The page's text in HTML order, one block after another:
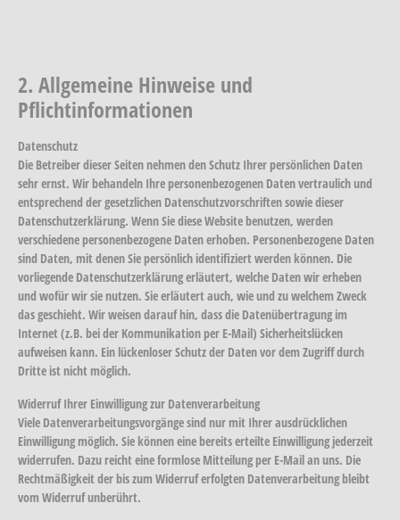
2. Allgemeine Hinweise und
Pflichtinformationen
Datenschutz
Die Betreiber dieser Seiten nehmen den Schutz Ihrer persönlichen Daten
sehr ernst. Wir behandeln Ihre personenbezogenen Daten vertraulich und
entsprechend der gesetzlichen Datenschutzvorschriften sowie dieser
Datenschutzerklärung. Wenn Sie diese Website benutzen, werden
verschiedene personenbezogene Daten erhoben. Personenbezogene Daten
sind Daten, mit denen Sie persönlich identifiziert werden können. Die
vorliegende Datenschutzerklärung erläutert, welche Daten wir erheben
und wofür wir sie nutzen. Sie erläutert auch, wie und zu welchem Zweck
das geschieht. Wir weisen darauf hin, dass die Datenübertragung im
Internet (z.B. bei der Kommunikation per E-Mail) Sicherheitslücken
aufweisen kann. Ein lückenloser Schutz der Daten vor dem Zugriff durch
Dritte ist nicht möglich.
Widerruf Ihrer Einwilligung zur Datenverarbeitung
Viele Datenverarbeitungsvorgänge sind nur mit Ihrer ausdrücklichen
Einwilligung möglich. Sie können eine bereits erteilte Einwilligung jederzeit
widerrufen. Dazu reicht eine formlose Mitteilung per E-Mail an uns. Die
Rechtmäßigkeit der bis zum Widerruf erfolgten Datenverarbeitung bleibt
vom Widerruf unberührt.